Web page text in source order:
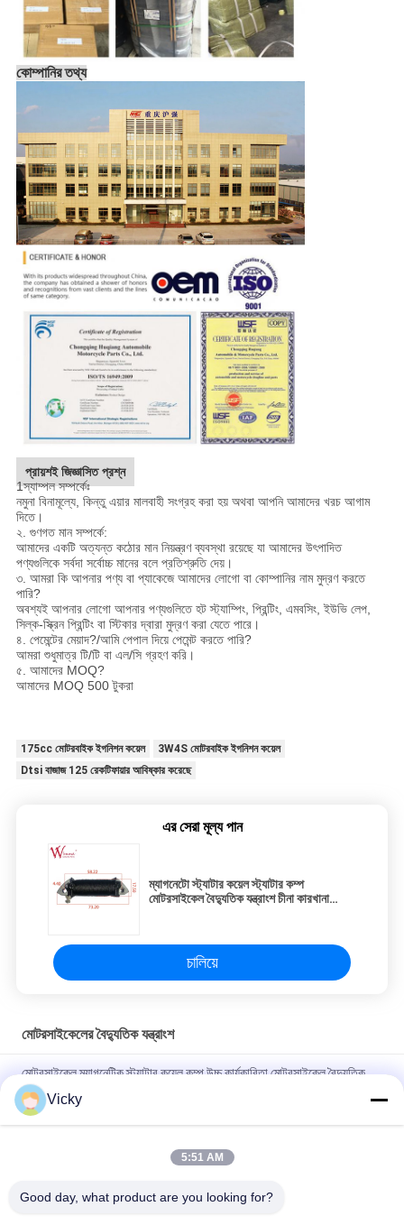
কোম্পানির তথ্য
প্রায়শই জিজ্ঞাসিত প্রশ্ন
1স্যাম্পল সম্পর্কেঃ
নমুনা বিনামূল্যে, কিন্তু এয়ার মালবাহী সংগ্রহ করা হয় অথবা আপনি আমাদের খরচ আগাম
দিতে।
২. গুণগত মান সম্পর্কে:
আমাদের একটি অত্যন্ত কঠোর মান নিয়ন্ত্রণ ব্যবস্থা রয়েছে যা আমাদের উৎপাদিত
পণ্যগুলিকে সর্বদা সর্বোচ্চ মানের বলে প্রতিশ্রুতি দেয়।
৩. আমরা কি আপনার পণ্য বা প্যাকেজে আমাদের লোগো বা কোম্পানির নাম মুদ্রণ করতে
পারি?
অবশ্যই আপনার লোগো আপনার পণ্যগুলিতে হট স্ট্যাম্পিং, প্রিন্টিং, এমবসিং, ইউভি লেপ,
সিল্ক-স্ক্রিন প্রিন্টিং বা স্টিকার দ্বারা মুদ্রণ করা যেতে পারে।
৪. পেমেন্টের মেয়াদ?/আমি পেপাল দিয়ে পেমেন্ট করতে পারি?
আমরা শুধুমাত্র টি/টি বা এল/সি গ্রহণ করি।
৫. আমাদের MOQ?
আমাদের MOQ 500 টুকরা
175cc মোটরবাইক ইগনিশন কয়েল
3W4S মোটরবাইক ইগনিশন কয়েল
Dtsi বাজাজ 125 রেকটিফায়ার আবিষ্কার করেছে
এর সেরা মূল্য পান
ম্যাগনেটো স্ট্যাটার কয়েল স্ট্যাটার কম্প
মোটরসাইকেল বৈদ্যুতিক যন্ত্রাংশ চীনা কারখানা
চালিয়ে
মোটরসাইকেলের বৈদ্যুতিক যন্ত্রাংশ
মোটরসাইকেল ম্যাগনেটিক স্ট্যাটার কয়েল কম্প উচ্চ কার্যকারিতা মোটরসাইকেল বৈদ্যুতিক
যন্ত্রাংশ KRF
বি 2 বি ক্রেতাদের জন্য বৈদ্যুতিক মোটরসাইকেল রিলে সংযোগকারী ক্রিস 100 ভাল
Vicky
5:51 AM
Good day, what product are you looking for?